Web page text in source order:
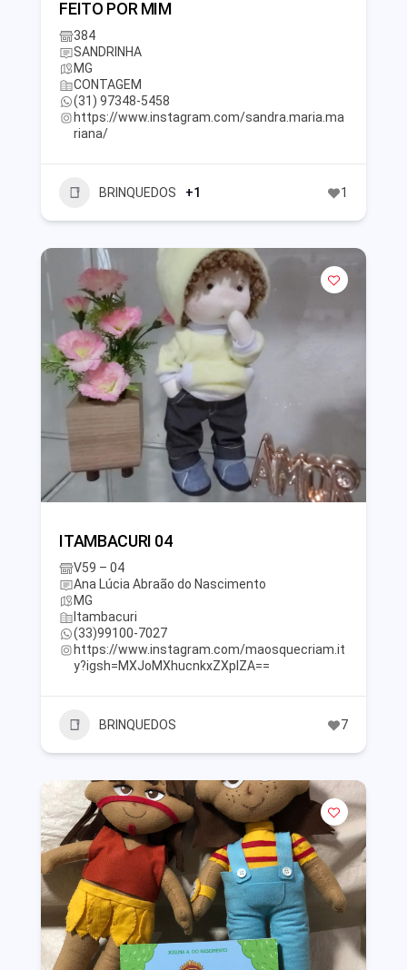
FEITO POR MIM
384
SANDRINHA
MG
CONTAGEM
(31) 97348-5458
https://www.instagram.com/sandra.maria.ma
riana/
BRINQUEDOS +1 1
ITAMBACURI 04
V59 – 04
Ana Lúcia Abraão do Nascimento
MG
Itambacuri
(33)99100-7027
https://www.instagram.com/maosquecriam.it
y?igsh=MXJoMXhucnkxZXplZA==
BRINQUEDOS 7